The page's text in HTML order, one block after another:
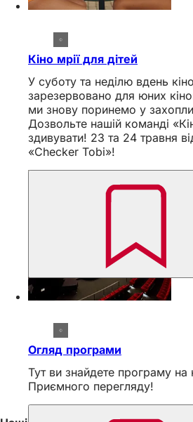
Кіно мрії для дітей
У суботу та неділю вдень
зарезервовано для юних
ми знову поринемо у
Дозвольте нашій команді
здивувати! 23 та 24 травня
«Checker Tobi»!
Огляд програми
Тут ви знайдете програму на
Приємного перегляду!